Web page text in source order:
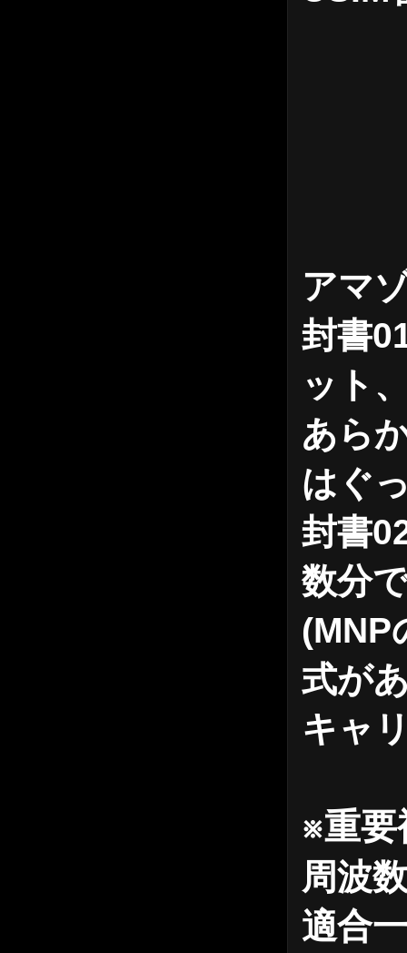
アマ
封書
ット
あら
はぐ
封書
数分
(MNP
式が
キャ
※重要
周波
適合